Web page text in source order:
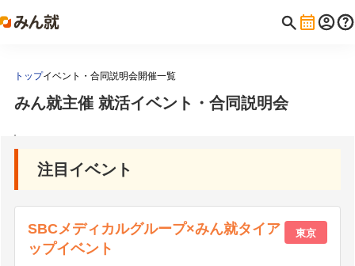
トップイベント・合同説明会開催一覧
みん就主催 就活イベント・合同説明会
注目イベント
SBCメディカルグループ×みん就タイア
ップイベント
東京